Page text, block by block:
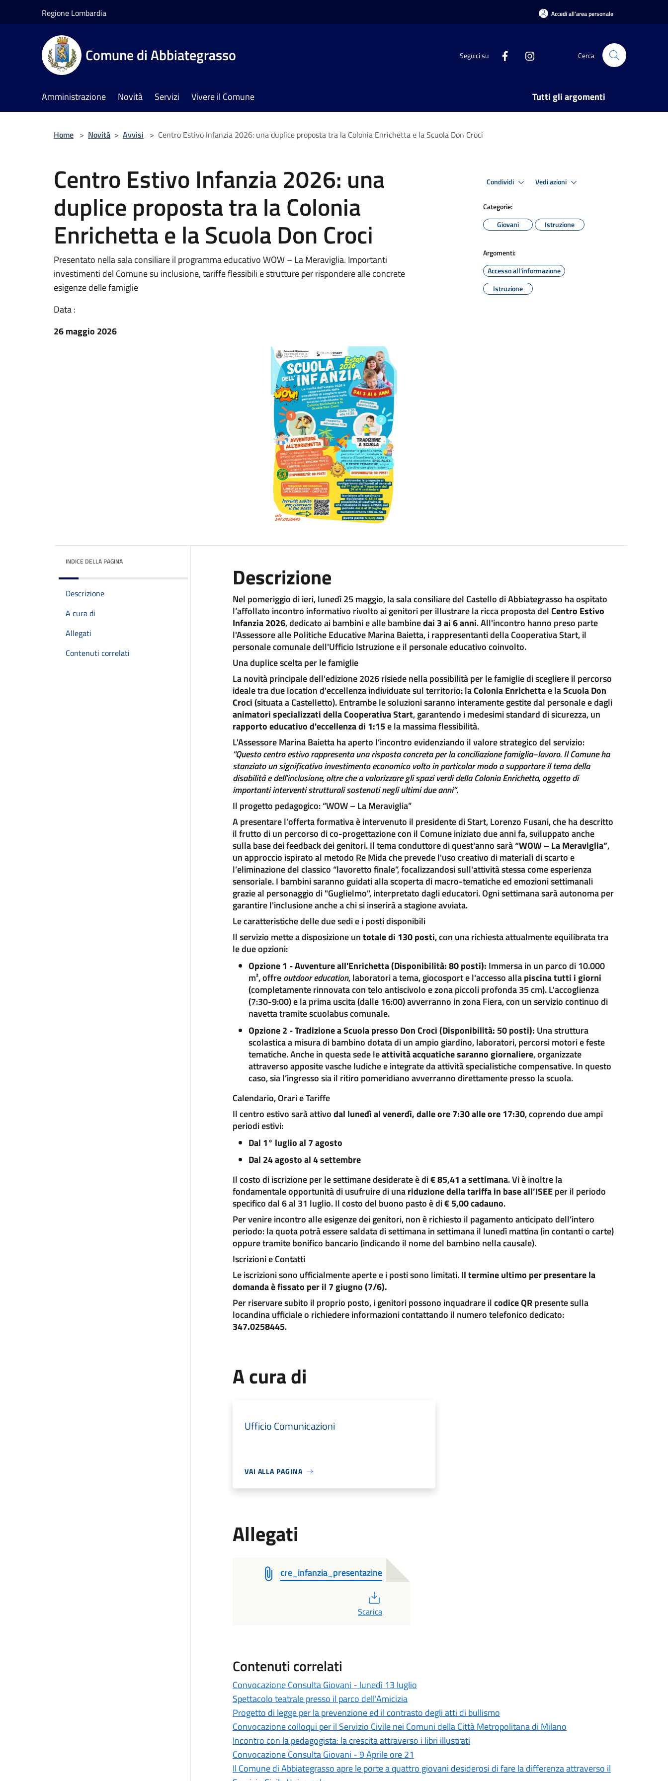
Regione Lombardia Accedi all'area personale
Comune di Abbiategrasso Seguici su Cerca
Amministrazione Novità Servizi Vivere il Comune Tutti gli argomenti
Home > Novità > Avvisi > Centro Estivo Infanzia 2026: una duplice proposta tra la Colonia Enrichetta e la Scuola Don Croci
Centro Estivo Infanzia 2026: una
duplice proposta tra la Colonia
Enrichetta e la Scuola Don Croci
Presentato nella sala consiliare il programma educativo WOW – La Meraviglia. Importanti
investimenti del Comune su inclusione, tariffe flessibili e strutture per rispondere alle concrete
esigenze delle famiglie
Data :
26 maggio 2026
Condividi Vedi azioni
Categorie:
Giovani
Istruzione
Argomenti:
Accesso all'informazione
Istruzione
INDICE DELLA PAGINA
Descrizione
A cura di
Allegati
Contenuti correlati
Descrizione
Nel pomeriggio di ieri, lunedì 25 maggio, la sala consiliare del Castello di Abbiategrasso ha ospitato
l’affollato incontro informativo rivolto ai genitori per illustrare la ricca proposta delCentro Estivo
Infanzia 2026, dedicato ai bambini e alle bambinedai 3 ai 6 anni. All'incontro hanno preso parte
l'Assessore alle Politiche Educative Marina Baietta, i rappresentanti della Cooperativa Start, il
personale comunale dell'Ufficio Istruzione e il personale educativo coinvolto.
Una duplice scelta per le famiglie
La novità principale dell'edizione 2026 risiede nella possibilità per le famiglie di scegliere il percorso
ideale tra due location d'eccellenza individuate sul territorio: laColonia Enrichettae laScuola Don
Croci(situata a Castelletto). Entrambe le soluzioni saranno interamente gestite dal personale e dagli
animatori specializzati della Cooperativa Start, garantendo i medesimi standard di sicurezza, un
rapporto educativo d'eccellenza di 1:15e la massima flessibilità.
L'Assessore Marina Baietta ha aperto l’incontro evidenziando il valore strategico del servizio:
“Questo centro estivo rappresenta una risposta concreta per la conciliazione famiglia–lavoro. Il Comune ha
stanziato un significativo investimento economico volto in particolar modo a supportare il tema della
disabilità e dell'inclusione, oltre che a valorizzare gli spazi verdi della Colonia Enrichetta, oggetto di
importanti interventi strutturali sostenuti negli ultimi due anni”.
Il progetto pedagogico: “WOW – La Meraviglia”
A presentare l’offerta formativa è intervenuto il presidente di Start, Lorenzo Fusani, che ha descritto
il frutto di un percorso di co-progettazione con il Comune iniziato due anni fa, sviluppato anche
sulla base dei feedback dei genitori. Il tema conduttore di quest'anno sarà“WOW – La Meraviglia”,
un approccio ispirato al metodo Re Mida che prevede l'uso creativo di materiali di scarto e
l’eliminazione del classico “lavoretto finale”, focalizzandosi sull'attività stessa come esperienza
sensoriale. I bambini saranno guidati alla scoperta di macro-tematiche ed emozioni settimanali
grazie al personaggio di "Guglielmo", interpretato dagli educatori. Ogni settimana sarà autonoma per
garantire l'inclusione anche a chi si inserirà a stagione avviata.
Le caratteristiche delle due sedi e i posti disponibili
Il servizio mette a disposizione untotale di 130 posti, con una richiesta attualmente equilibrata tra
le due opzioni:
Opzione 1 - Avventure all'Enrichetta (Disponibilità: 80 posti): Immersa in un parco di 10.000
m², offreoutdoor education, laboratori a tema, giocosport e l'accesso allapiscina tutti i giorni
(completamente rinnovata con telo antiscivolo e zona piccoli profonda 35 cm). L'accoglienza
(7:30-9:00) e la prima uscita (dalle 16:00) avverranno in zona Fiera, con un servizio continuo di
navetta tramite scuolabus comunale.
Opzione 2 - Tradizione a Scuola presso Don Croci (Disponibilità: 50 posti): Una struttura
scolastica a misura di bambino dotata di un ampio giardino, laboratori, percorsi motori e feste
tematiche. Anche in questa sede leattività acquatiche saranno giornaliere, organizzate
attraverso apposite vasche ludiche e integrate da attività specialistiche compensative. In questo
caso, sia l’ingresso sia il ritiro pomeridiano avverranno direttamente presso la scuola.
Calendario, Orari e Tariffe
Il centro estivo sarà attivodal lunedì al venerdì, dalle ore 7:30 alle ore 17:30, coprendo due ampi
periodi estivi:
Dal 1° luglio al 7 agosto
Dal 24 agosto al 4 settembre
Il costo di iscrizione per le settimane desiderate è di€ 85,41 a settimana. Vi è inoltre la
fondamentale opportunità di usufruire di unariduzione della tariffa in base all’ISEEper il periodo
specifico dal 6 al 31 luglio. Il costo del buono pasto è di€ 5,00 cadauno.
Per venire incontro alle esigenze dei genitori, non è richiesto il pagamento anticipato dell’intero
periodo: la quota potrà essere saldata di settimana in settimana il lunedì mattina (in contanti o carte)
oppure tramite bonifico bancario (indicando il nome del bambino nella causale).
Iscrizioni e Contatti
Le iscrizioni sono ufficialmente aperte e i posti sono limitati.Il termine ultimo per presentare la
domanda è fissato per il 7 giugno (7/6).
Per riservare subito il proprio posto, i genitori possono inquadrare ilcodice QRpresente sulla
locandina ufficiale o richiedere informazioni contattando il numero telefonico dedicato:
347.0258445.
A cura di
Ufficio Comunicazioni
VAI ALLA PAGINA
Allegati
cre_infanzia_presentazine
Scarica
Contenuti correlati
Convocazione Consulta Giovani - lunedì 13 luglio
Spettacolo teatrale presso il parco dell'Amicizia
Progetto di legge per la prevenzione ed il contrasto degli atti di bullismo
Convocazione colloqui per il Servizio Civile nei Comuni della Città Metropolitana di Milano
Incontro con la pedagogista: la crescita attraverso i libri illustrati
Convocazione Consulta Giovani - 9 Aprile ore 21
Il Comune di Abbiategrasso apre le porte a quattro giovani desiderosi di fare la differenza attraverso il